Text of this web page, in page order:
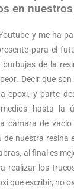
en
y me ha
para el
de la
Decir que
epoxi, y parte
hasta la
cámara de
de nuestra resina
al final es
realizar los
que escribir, no